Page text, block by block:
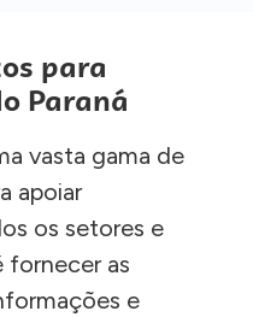
para
Paraná
vasta gama de
apoiar
os setores e
fornecer as
e